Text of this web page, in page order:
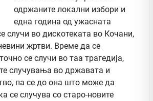
одржаните локални избори и
една година од ужасната
случи во дискотеката во Кочани,
жртви. Време да се
се случи во таа трагедија,
случувања во државата и
па се до она што може да
се случува со старо-новите